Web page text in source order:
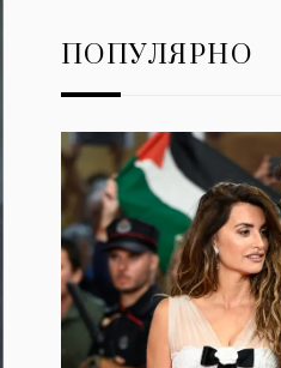
ПОПУЛЯРНО